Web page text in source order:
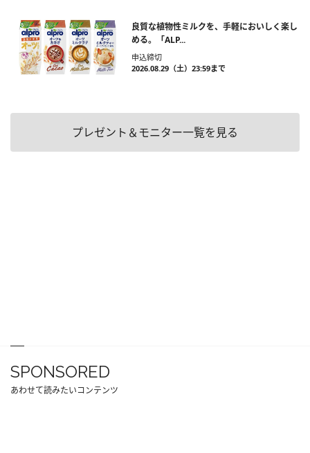
良質な植物性ミルクを、手軽においしく楽し
める。「ALP...
申込締切
2026.08.29（土）23:59まで
プレゼント＆モニター一覧を見る
SPONSORED
あわせて読みたいコンテンツ